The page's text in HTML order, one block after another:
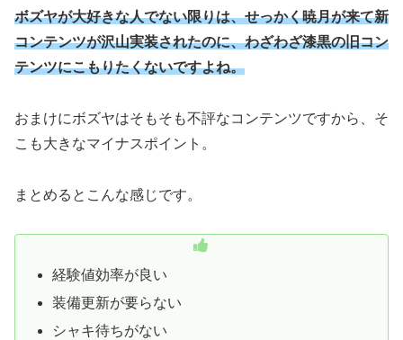
ボズヤが大好きな人でない限りは、せっかく暁月が来て新
コンテンツが沢山実装されたのに、わざわざ漆黒の旧コン
テンツにこもりたくないですよね。
おまけにボズヤはそもそも不評なコンテンツですから、そ
こも大きなマイナスポイント。
まとめるとこんな感じです。
経験値効率が良い
装備更新が要らない
シャキ待ちがない